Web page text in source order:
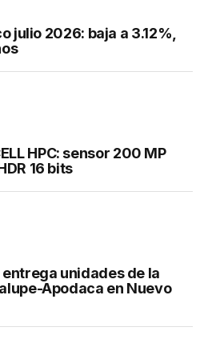
julio 2026: baja a 3.12%,
HPC: sensor 200 MP
16 bits
unidades de la
Apodaca en Nuevo